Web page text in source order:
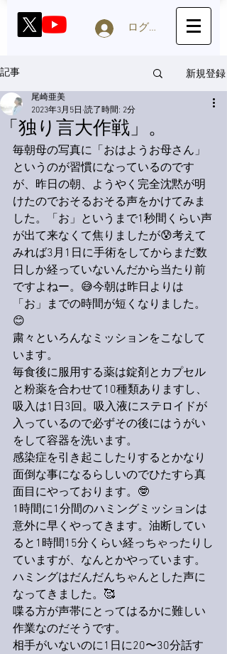
ログイン
記事 新規登録
「独り言大作戦」。
尾崎亜美
2023年3月5日 読了時間: 2分
毎朝母の写真に「おはようお母さん」
というのが習慣になっているのです
が、昨日の朝、ようやく完全沈黙が明
けたのでおそるおそる声をかけてみま
した。「お」というまで1秒間くらい声
が出て来なくて焦りましたが😰考えて
みれば3月1日に手術をしてからまだ数
日しか経っていないんだから当たり前
ですよねー。😅今朝は昨日よりは
「お」までの時間が短くなりました。
😊
粛々といろんなミッションをこなして
います。
毎食後に服用する薬は錠剤とカプセル
と粉薬を合わせて10種類ありますし、
吸入は1日3回。吸入液にステロイドが
入っているので必ずその後にはうがい
をして容器を洗います。
感染症を引き起こしたりするとかなり
面倒な事になるらしいのでひたすら真
面目にやっております。🤓
1時間に1分間のハミングミッションは
意外に早くやってきます。油断してい
ると1時間15分くらい経っちゃったりし
ていますが、なんとかやっています。
ハミングはだんだんちゃんとした声に
なってきました。🥰
喋る方が声帯にとってはるかに難しい
作業なのだそうです。
相手がいないのに1日に20〜30分話す